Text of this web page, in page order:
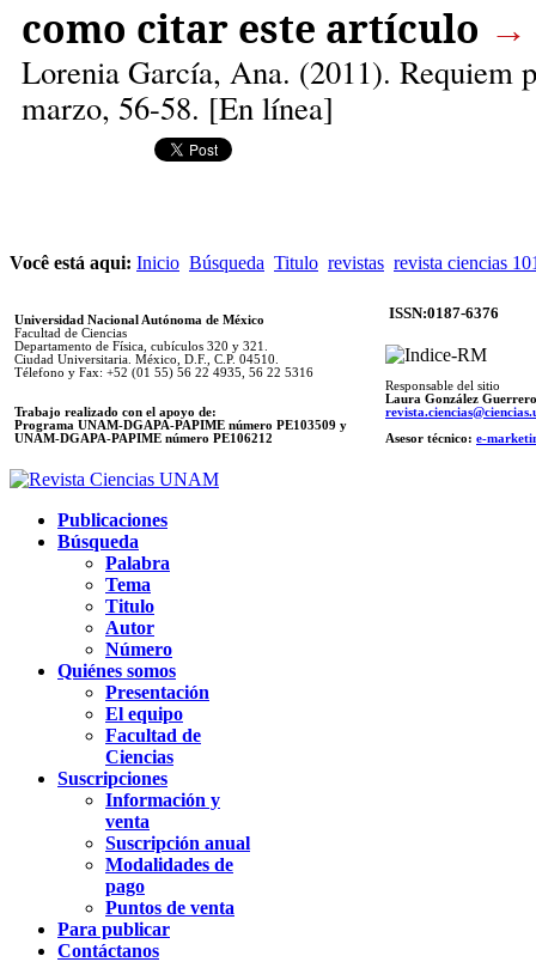
como citar este artículo →
Lorenia García, Ana. (2011). Requiem
marzo, 56-58. [En línea]
Você está aqui: Inicio Búsqueda Titulo revistas revista ciencias
Universidad Nacional Autónoma de México
Facultad de Ciencias
Departamento de Física, cubículos 320 y 321.
Ciudad Universitaria. México, D.F., C.P. 04510.
Télefono y Fax: +52 (01 55) 56 22 4935, 56 22 5316
Trabajo realizado con el apoyo de:
Programa UNAM-DGAPA-PAPIME número PE103509 y
UNAM-DGAPA-PAPIME número PE106212
ISSN:0187-6376
Responsable del sitio
Laura González Guerrero
Asesor técnico: e-
Publicaciones
Búsqueda
Palabra
Tema
Titulo
Autor
Número
Quiénes somos
Presentación
El equipo
Facultad de
Ciencias
Suscripciones
Información y
venta
Suscripción anual
Modalidades de
pago
Puntos de venta
Para publicar
Contáctanos